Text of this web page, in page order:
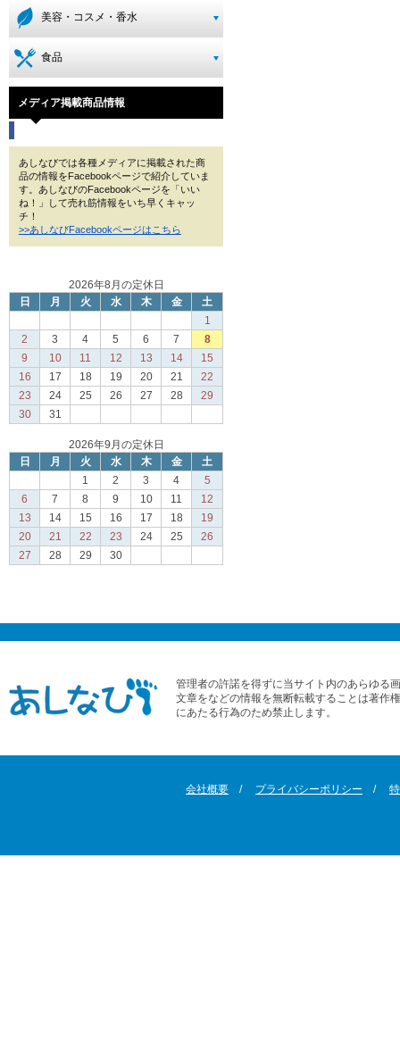
美容・コスメ・香水
食品
メディア掲載商品情報
あしなびでは各種メディアに掲載された商
品の情報をFacebookページで紹介していま
す。あしなびのFacebookページを「いい
ね！」して売れ筋情報をいち早くキャッ
チ！
>>あしなびFacebookページはこちら
2026年8月の定休日
日
月 火 水 木 金
土
1
2
3 4 5 6 7
8
9
10 11 12 13 14
15
16
17 18 19 20 21
22
23
24 25 26 27 28
29
30
31
2026年9月の定休日
日
月 火 水 木 金
土
1
2 3 4
5
6
7 8 9 10 11
12
13
14 15 16 17 18
19
20
21 22 23 24 25
26
27
28 29 30
管理者の許諾を得ずに当サイト内のあらゆる
文章をなどの情報を無断転載することは著作
にあたる行為のため禁止します。
会社概要 プライバシーポリシー